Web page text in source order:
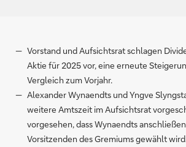
Vorstand und Aufsichtsrat schlagen
Aktie für 2025 vor, eine erneute
Vergleich zum Vorjahr.
Alexander Wynaendts und Yngve
weitere Amtszeit im Aufsichtsrat
vorgesehen, dass Wynaendts
Vorsitzenden des Gremiums gewählt